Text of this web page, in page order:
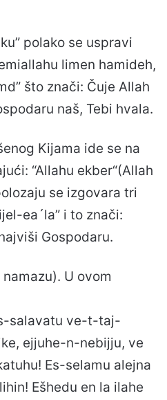
polako se uspravi
limen hamideh,
što znači: Čuje Allah
naš, Tebi hvala.
Kijama ide se na
“Allahu ekber“(Allah
se izgovara tri
ea´la” i to znači:
Gospodaru.
U ovom
salavatu ve-t-taj-
ejjuhe-n-nebijju, ve
Es-selamu alejna
Ešhedu en la ilahe